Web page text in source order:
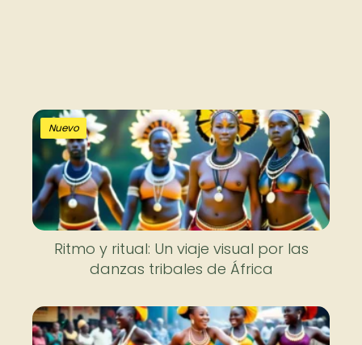
Nuevo
Ritmo y ritual: Un viaje visual por las
danzas tribales de África